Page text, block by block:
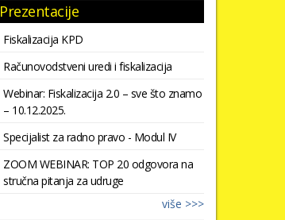
Prezentacije
Fiskalizacija KPD
Računovodstveni uredi i fiskalizacija
Webinar: Fiskalizacija 2.0 – sve što znamo
– 10.12.2025.
Specijalist za radno pravo - Modul IV
ZOOM WEBINAR: TOP 20 odgovora na
stručna pitanja za udruge
više >>>